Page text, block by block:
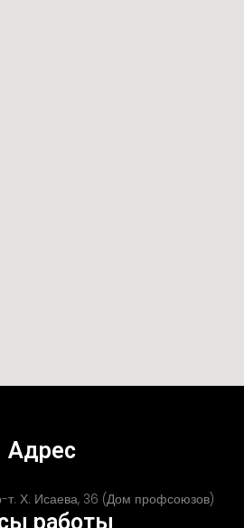
Адрес
т. Х. Исаева, 36 (Дом профсоюзов)
работы